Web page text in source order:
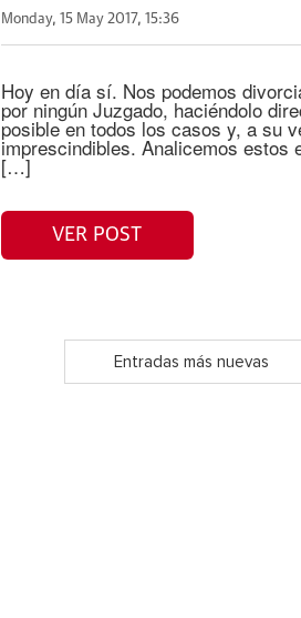
Monday, 15 May 2017, 15:36
Hoy en día sí. Nos podemos
por ningún Juzgado, haciéndolo
posible en todos los casos y, a su
imprescindibles. Analicemos estos
[…]
VER POST
Entradas más nuevas